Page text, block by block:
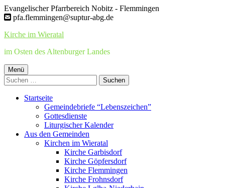
Springe
zum
Evangelischer Pfarrbereich Nobitz - Flemmingen
pfa.flemmingen@suptur-abg.de
Kirche im Wieratal
im Osten des Altenburger Landes
Primäres
Menü
Menü
Suchen
nach:
Startseite
Gemeindebriefe “Lebenszeichen”
Gottesdienste
Liturgischer Kalender
Aus den Gemeinden
Kirchen im Wieratal
Kirche Garbisdorf
Kirche Göpfersdorf
Kirche Flemmingen
Kirche Frohnsdorf